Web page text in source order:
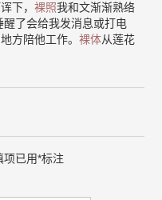
下，裸照我和文渐渐熟络
了会给我发消息或打电
方陪他工作。裸体从莲花
项已用*标注